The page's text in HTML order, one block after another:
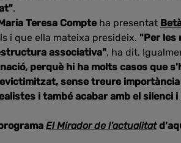
.
Teresa Compte ha presentat
i que ella mateixa presideix. "Per les
associativa", ha dit.
perquè hi ha molts casos que
sense treure
i també acabar amb el silenci
El Mirador de l'actualitat